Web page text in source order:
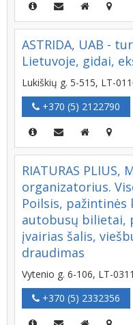
ASTRIDA, UAB -
Lietuvoje, gidai,
Lukiškių g. 5-515, LT-
+370 (5) 2122790
RIATURAS PLIUS,
organizatorius.
Poilsis,
autobusų bilietai,
įvairias šalis,
draudimas
Vytenio g. 6-106, LT-
+370 (5) 2332356